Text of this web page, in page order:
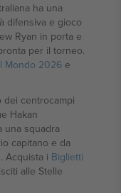
ha una
difensiva e gioco
Ryan in porta e
per il torneo.
Mondo 2026 e
dei centrocampi
Hakan
una squadra
capitano e da
Acquista i Biglietti
alle Stelle